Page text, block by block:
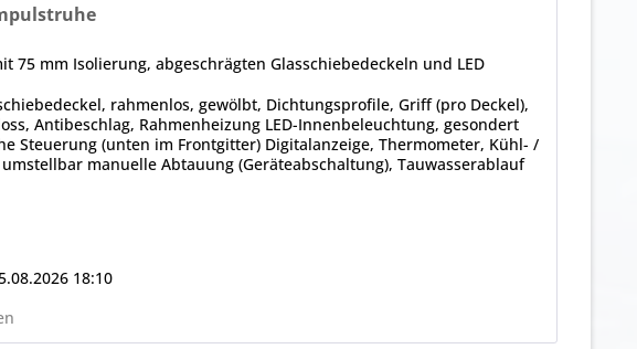
75 mm Isolierung, abgeschrägten Glasschiebedeckeln und LED
rahmenlos, gewölbt, Dichtungsprofile, Griff (pro Deckel),
Antibeschlag, Rahmenheizung LED-Innenbeleuchtung, gesondert
Steuerung (unten im Frontgitter) Digitalanzeige, Thermometer, Kühl- /
manuelle Abtauung (Geräteabschaltung), Tauwasserablauf
18:10